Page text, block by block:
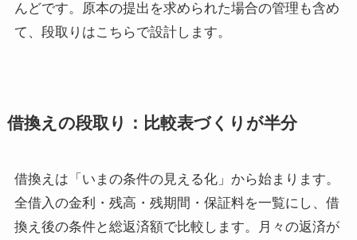
んどです。原本の提出を求められた場合の管理も含め
て、段取りはこちらで設計します。
借換えの段取り：比較表づくりが半分
借換えは「いまの条件の見える化」から始まります。
全借入の金利・残高・残期間・保証料を一覧にし、借
換え後の条件と総返済額で比較します。月々の返済が